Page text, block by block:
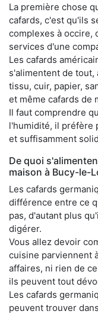
La première chose
cafards, c'est qu'ils
complexes à occire,
services d'une
Les cafards
s'alimentent de
tissu, cuir, papier,
et même cafards de
Il faut comprendre
l'humidité, il préfère
et suffisamment
De quoi
maison à Bucy-le-
Les cafards
différence entre ce
pas, d'autant plus
digérer.
Vous allez devoir
cuisine parviennent
affaires, ni rien de
ils peuvent tout
Les cafards
peuvent trouver